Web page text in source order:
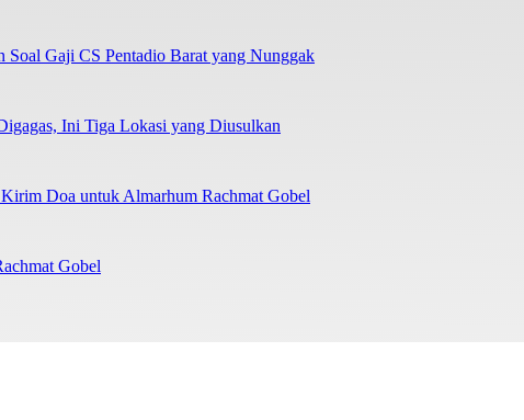
Soal Gaji CS Pentadio Barat yang Nunggak
Ini Tiga Lokasi yang Diusulkan
Doa untuk Almarhum Rachmat Gobel
Gobel